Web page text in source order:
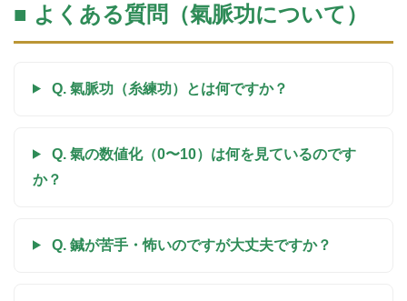
■ よくある質問（氣脈功について）
Q. 氣脈功（糸練功）とは何ですか？
Q. 氣の数値化（0〜10）は何を見ているのです
か？
Q. 鍼が苦手・怖いのですが大丈夫ですか？